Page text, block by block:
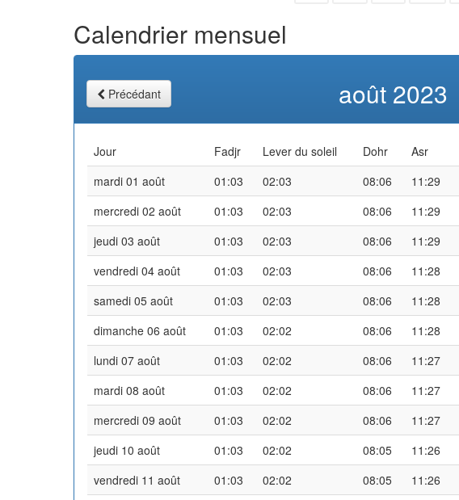
Calendrier mensuel
Précédant août 2023
Jour Fadjr Lever du soleil Dohr Asr
mardi 01 août
01:03 02:03 08:06 11:29
mercredi 02 août
01:03 02:03 08:06 11:29
jeudi 03 août
01:03 02:03 08:06 11:29
vendredi 04 août
01:03 02:03 08:06 11:28
samedi 05 août
01:03 02:03 08:06 11:28
dimanche 06 août
01:03 02:02 08:06 11:28
lundi 07 août
01:03 02:02 08:06 11:27
mardi 08 août
01:03 02:02 08:06 11:27
mercredi 09 août
01:03 02:02 08:06 11:27
jeudi 10 août
01:03 02:02 08:05 11:26
vendredi 11 août
01:03 02:02 08:05 11:26